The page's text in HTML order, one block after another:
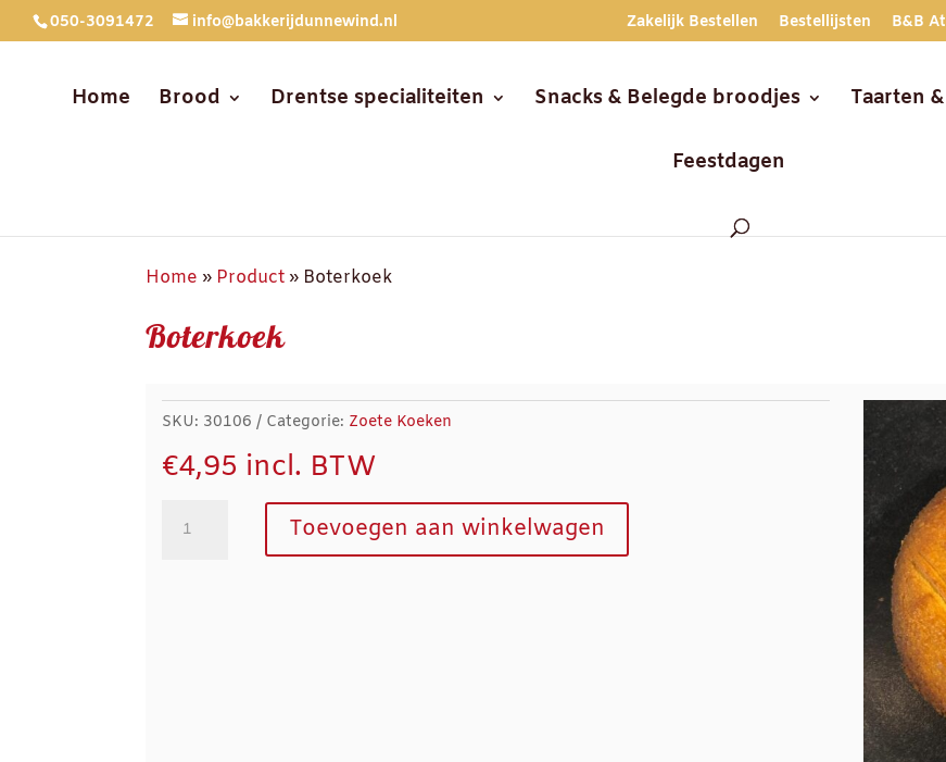
050-3091472 info@bakkerijdunnewind.nl Zakelijk Bestellen Bestellijsten B&B
Home Brood Drentse specialiteiten Snacks & Belegde broodjes Taarten
Feestdagen
Home » Product » Boterkoek
Boterkoek
SKU: 30106 Categorie: Zoete Koeken
€4,95 incl. BTW
Toevoegen aan winkelwagen